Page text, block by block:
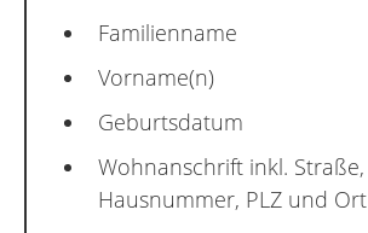
Familienname
Vorname(n)
Geburtsdatum
Wohnanschrift inkl. Straße,
Hausnummer, PLZ und Ort